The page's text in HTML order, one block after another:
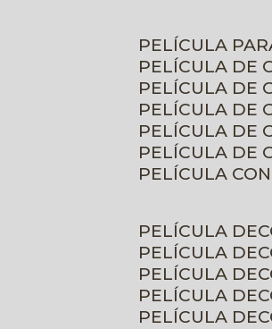
PELÍCULA
PELÍCULA DE
PELÍCULA DE
PELÍCULA DE
PELÍCULA
PELÍCULA DE
PELÍCULA
PELÍCULA
PELÍCULA
PELÍCULA
PELÍCULA
PELÍCULA